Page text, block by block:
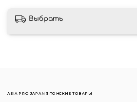
Выбрать
ASIA PRO JAPAN ЯПОНСКИЕ ТОВАРЫ